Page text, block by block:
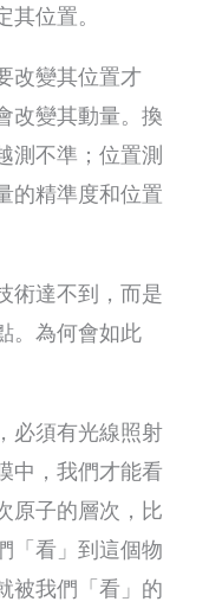
其位置。
改變其位置才
改變其動量。換
測不準；位置測
的精準度和位置
術達不到，而是
。為何會如此
必須有光線照射
中，我們才能看
原子的層次，比
「看」到這個物
被我們「看」的